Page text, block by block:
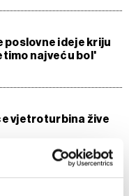
poslovne ideje kriju
najveću bol'
vjetroturbina žive